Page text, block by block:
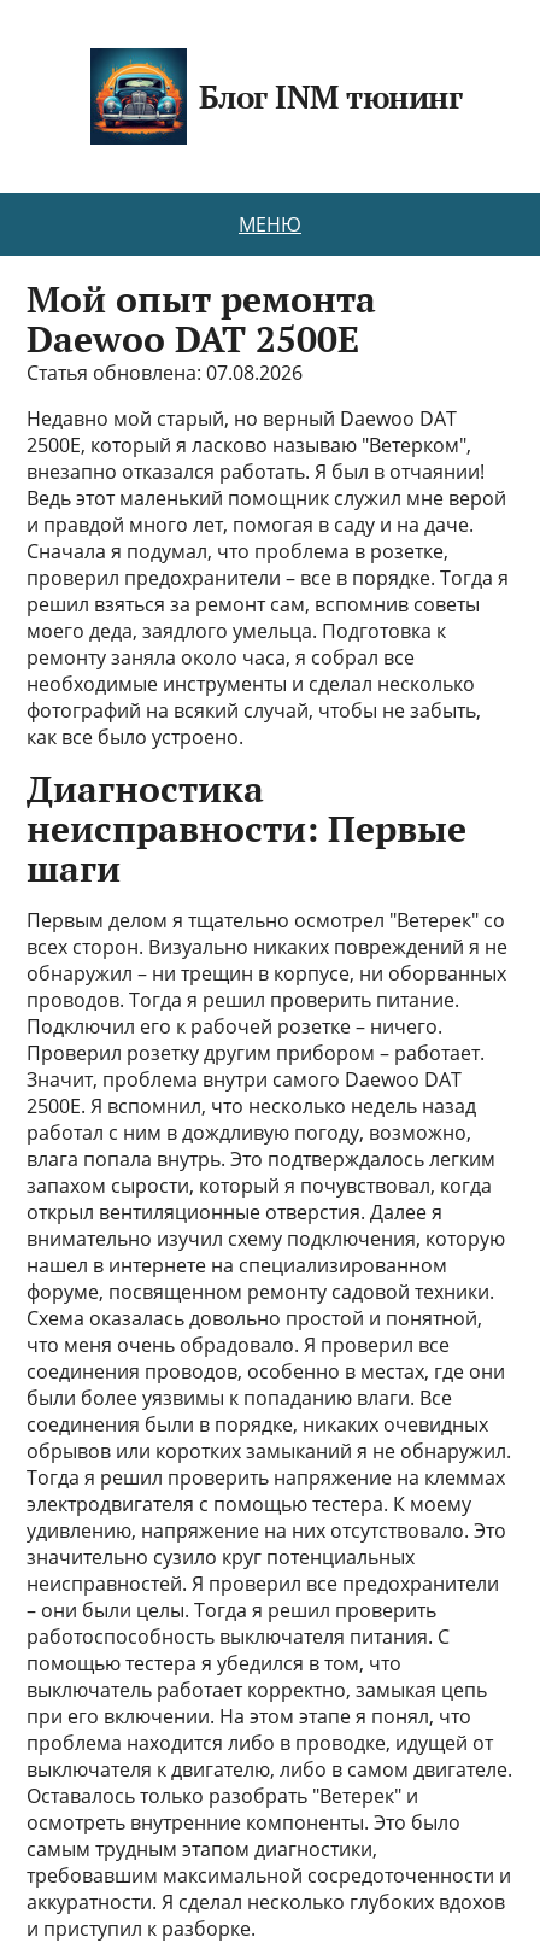
Блог INM тюнинг
МЕНЮ
Мой опыт ремонта
Daewoo DAT 2500E
Статья обновлена: 07.08.2026
Недавно мой старый, но верный Daewoo DAT
2500E, который я ласково называю "Ветерком",
внезапно отказался работать. Я был в отчаянии!
Ведь этот маленький помощник служил мне верой
и правдой много лет, помогая в саду и на даче.
Сначала я подумал, что проблема в розетке,
проверил предохранители – все в порядке. Тогда я
решил взяться за ремонт сам, вспомнив советы
моего деда, заядлого умельца. Подготовка к
ремонту заняла около часа, я собрал все
необходимые инструменты и сделал несколько
фотографий на всякий случай, чтобы не забыть,
как все было устроено.
Диагностика
неисправности: Первые
шаги
Первым делом я тщательно осмотрел "Ветерек" со
всех сторон. Визуально никаких повреждений я не
обнаружил – ни трещин в корпусе, ни оборванных
проводов. Тогда я решил проверить питание.
Подключил его к рабочей розетке – ничего.
Проверил розетку другим прибором – работает.
Значит, проблема внутри самого Daewoo DAT
2500E. Я вспомнил, что несколько недель назад
работал с ним в дождливую погоду, возможно,
влага попала внутрь. Это подтверждалось легким
запахом сырости, который я почувствовал, когда
открыл вентиляционные отверстия. Далее я
внимательно изучил схему подключения, которую
нашел в интернете на специализированном
форуме, посвященном ремонту садовой техники.
Схема оказалась довольно простой и понятной,
что меня очень обрадовало. Я проверил все
соединения проводов, особенно в местах, где они
были более уязвимы к попаданию влаги. Все
соединения были в порядке, никаких очевидных
обрывов или коротких замыканий я не обнаружил.
Тогда я решил проверить напряжение на клеммах
электродвигателя с помощью тестера. К моему
удивлению, напряжение на них отсутствовало. Это
значительно сузило круг потенциальных
неисправностей. Я проверил все предохранители
– они были целы. Тогда я решил проверить
работоспособность выключателя питания. С
помощью тестера я убедился в том, что
выключатель работает корректно, замыкая цепь
при его включении. На этом этапе я понял, что
проблема находится либо в проводке, идущей от
выключателя к двигателю, либо в самом двигателе.
Оставалось только разобрать "Ветерек" и
осмотреть внутренние компоненты. Это было
самым трудным этапом диагностики,
требовавшим максимальной сосредоточенности и
аккуратности. Я сделал несколько глубоких вдохов
и приступил к разборке.